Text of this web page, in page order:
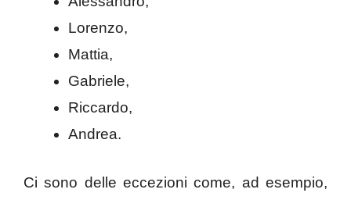
Lorenzo,
Mattia,
Gabriele,
Riccardo,
Andrea.
Ci sono delle eccezioni come, ad esempio,